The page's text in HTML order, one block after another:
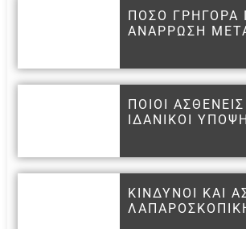
ΠΟΣΟ ΓΡΗΓΟΡΑ
ΑΝΑΡΡΩΣΗ
ΠΟΙΟΙ ΑΣΘΕΝΕΙΣ
ΙΔΑΝΙΚΟΙ
ΚΙΝΔΥΝΟΙ ΚΑΙ